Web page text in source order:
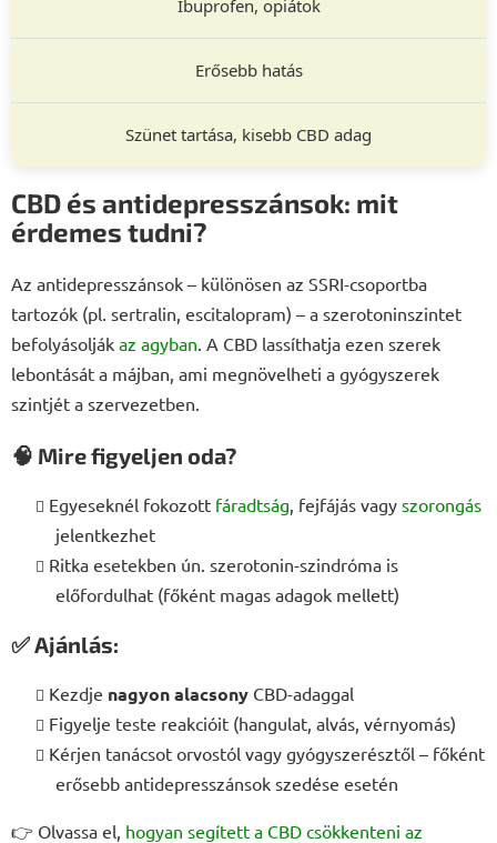
Ibuprofen, opiátok
Erősebb hatás
Szünet tartása, kisebb CBD adag
CBD és antidepresszánsok: mit
érdemes tudni?
Az antidepresszánsok – különösen az SSRI-csoportba
tartozók (pl. sertralin, escitalopram) – a szerotoninszintet
befolyásolják az agyban . A CBD lassíthatja ezen szerek
lebontását a májban, ami megnövelheti a gyógyszerek
szintjét a szervezetben.
🧠 Mire figyeljen oda?
Egyeseknél fokozott fáradtság , fejfájás vagy szorongás
jelentkezhet
Ritka esetekben ún. szerotonin-szindróma is
előfordulhat (főként magas adagok mellett)
✅ Ajánlás:
Kezdje nagyon alacsony CBD-adaggal
Figyelje teste reakcióit (hangulat, alvás, vérnyomás)
Kérjen tanácsot orvostól vagy gyógyszerésztől – főként
erősebb antidepresszánsok szedése esetén
👉 Olvassa el, hogyan segített a CBD csökkenteni az